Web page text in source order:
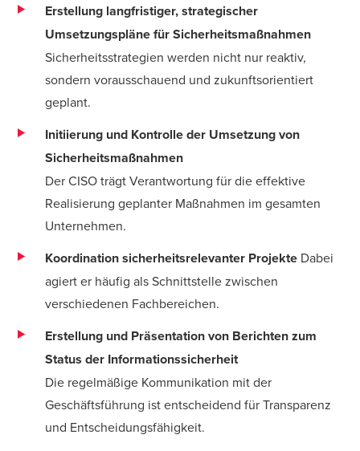
Erstellung langfristiger, strategischer
Umsetzungspläne für Sicherheitsmaßnahmen
Sicherheitsstrategien werden nicht nur reaktiv,
sondern vorausschauend und zukunftsorientiert
geplant.
Initiierung und Kontrolle der Umsetzung von
Sicherheitsmaßnahmen
Der CISO trägt Verantwortung für die effektive
Realisierung geplanter Maßnahmen im gesamten
Unternehmen.
Koordination sicherheitsrelevanter Projekte Dabei
agiert er häufig als Schnittstelle zwischen
verschiedenen Fachbereichen.
Erstellung und Präsentation von Berichten zum
Status der Informationssicherheit
Die regelmäßige Kommunikation mit der
Geschäftsführung ist entscheidend für Transparenz
und Entscheidungsfähigkeit.